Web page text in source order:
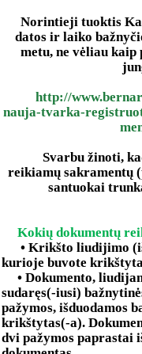
Norintieji tuoktis
datos ir laiko
metu, ne vėliau kaip
http://
nauja-tvarka-
Svarbu žinoti,
reikiamų sakramentų
santuokai
Kokių dokumentų
• Krikšto liudijimo
kurioje buvote
• Dokumento,
sudaręs(-iusi)
pažymos, išduodamos
krikštytas(-a).
dvi pažymos paprastai